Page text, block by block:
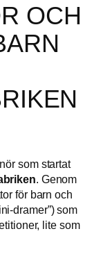
OCH
som startat
. Genom
för barn och
dramer”) som
lite som